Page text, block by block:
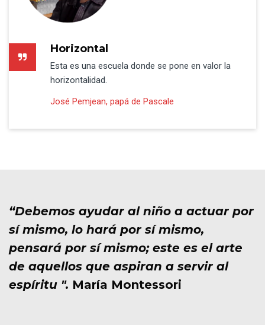
Horizontal
Esta es una escuela donde se pone en valor la
horizontalidad.
José Pemjean, papá de Pascale
“Debemos ayudar al niño a actuar por
sí mismo, lo hará por sí mismo,
pensará por sí mismo; este es el arte
de aquellos que aspiran a servir al
espíritu ". María Montessori